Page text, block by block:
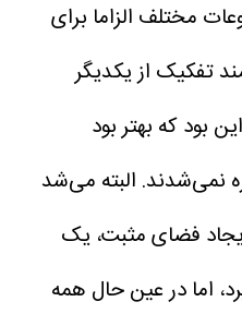
مختلف الزاما برای
تفکیک از یکدیگر
بود که بهتر بود
نمی‌شدند. البته می‌شد
فضای مثبت، یک
اما در عین حال همه